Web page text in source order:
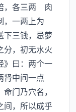
，各三两 肉
一两上为
下三钱，忌萝
分，初无水火
》曰：两个一
肾中间一点
门乃穴名，
间，所以成乎